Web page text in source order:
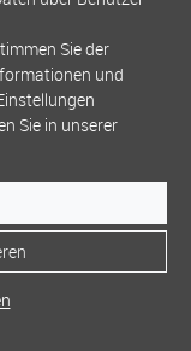
Sie der
und
Sie in unserer